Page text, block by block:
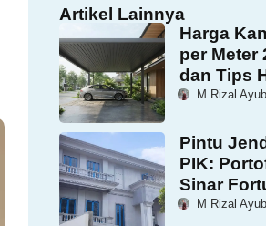
Artikel Lainnya
Harga
per Meter
dan Tips
M Rizal
Pintu
PIK:
Sinar
M Rizal